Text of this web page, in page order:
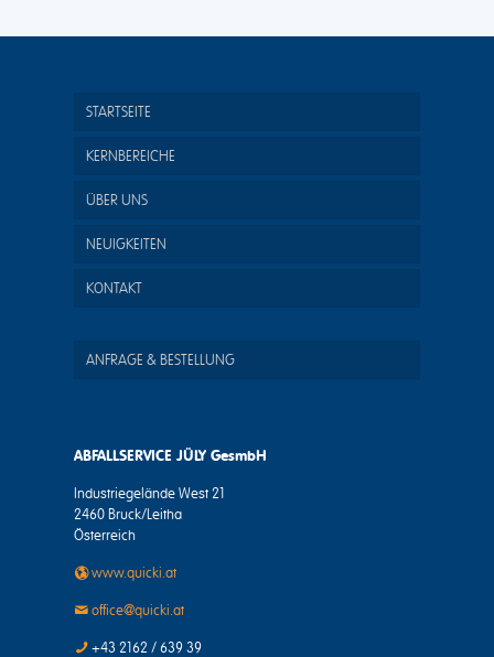
STARTSEITE
KERNBEREICHE
ÜBER UNS
NEUIGKEITEN
KONTAKT
ANFRAGE & BESTELLUNG
ABFALLSERVICE JÜLY GesmbH
Industriegelände West 21
2460 Bruck/Leitha
Österreich
www.quicki.at
office@quicki.at
+43 2162 / 639 39